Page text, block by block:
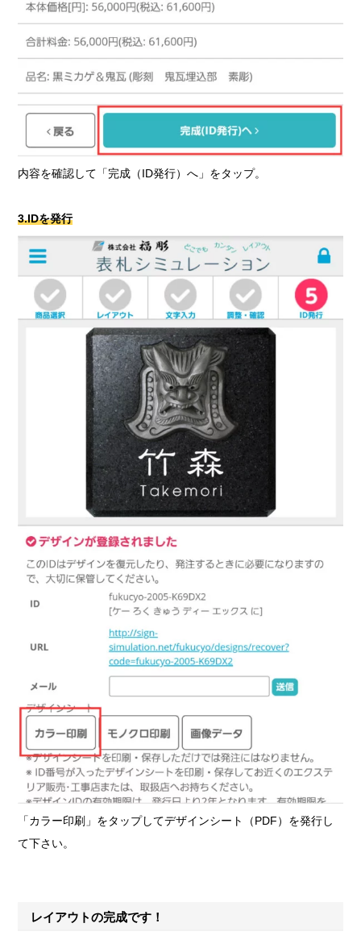
内容を確認して「完成（ID発行）へ」をタップ。
3.IDを発行
「カラー印刷」をタップしてデザインシート（PDF）を発行し
て下さい。
レイアウトの完成です！